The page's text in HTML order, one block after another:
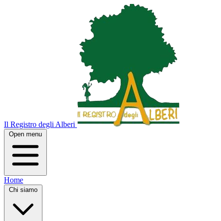
Il Registro degli Alberi
Open menu
Home
Chi siamo